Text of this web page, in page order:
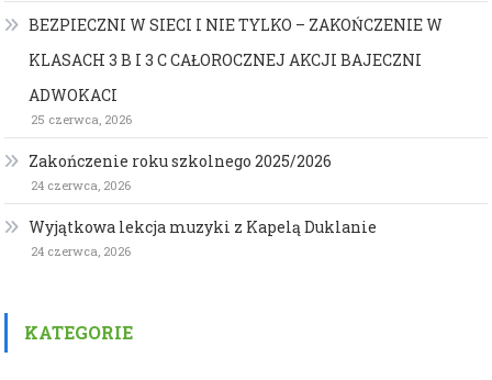
BEZPIECZNI W SIECI I NIE TYLKO – ZAKOŃCZENIE W
KLASACH 3 B I 3 C CAŁOROCZNEJ AKCJI BAJECZNI
ADWOKACI
25 czerwca, 2026
Zakończenie roku szkolnego 2025/2026
24 czerwca, 2026
Wyjątkowa lekcja muzyki z Kapelą Duklanie
24 czerwca, 2026
KATEGORIE